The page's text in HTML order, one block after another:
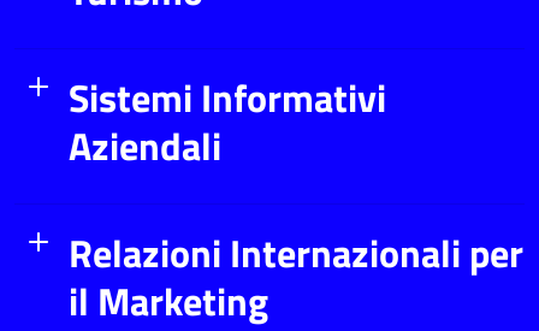
Sistemi Informativi
Aziendali
Relazioni Internazionali per
il Marketing